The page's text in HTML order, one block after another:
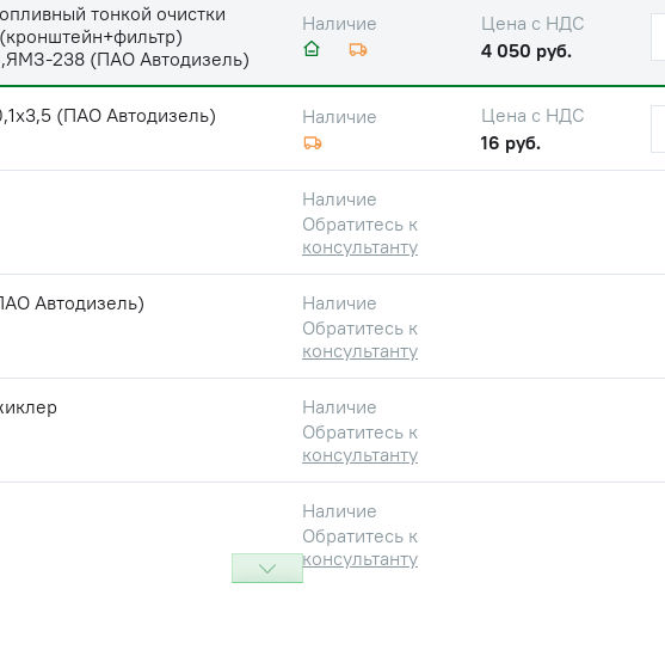
тонкой очистки
238 (ПАО Автодизель)
Наличие
Цена с НДС
4 050 руб.
(ПАО Автодизель) Наличие
Цена с НДС
16 руб.
Наличие
Обратитесь к
консультанту
Автодизель)
Наличие
Обратитесь к
консультанту
Наличие
Обратитесь к
консультанту
Наличие
Обратитесь к
консультанту